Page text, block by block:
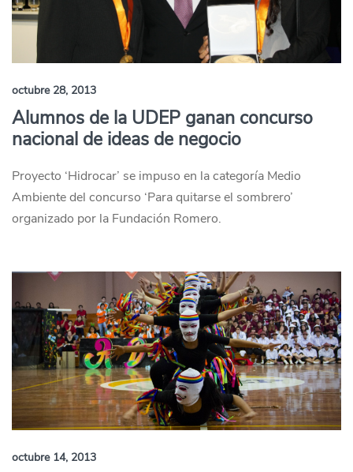
octubre 28, 2013
Alumnos de la UDEP ganan concurso
nacional de ideas de negocio
Proyecto ‘Hidrocar’ se impuso en la categoría Medio
Ambiente del concurso ‘Para quitarse el sombrero’
organizado por la Fundación Romero.
octubre 14, 2013